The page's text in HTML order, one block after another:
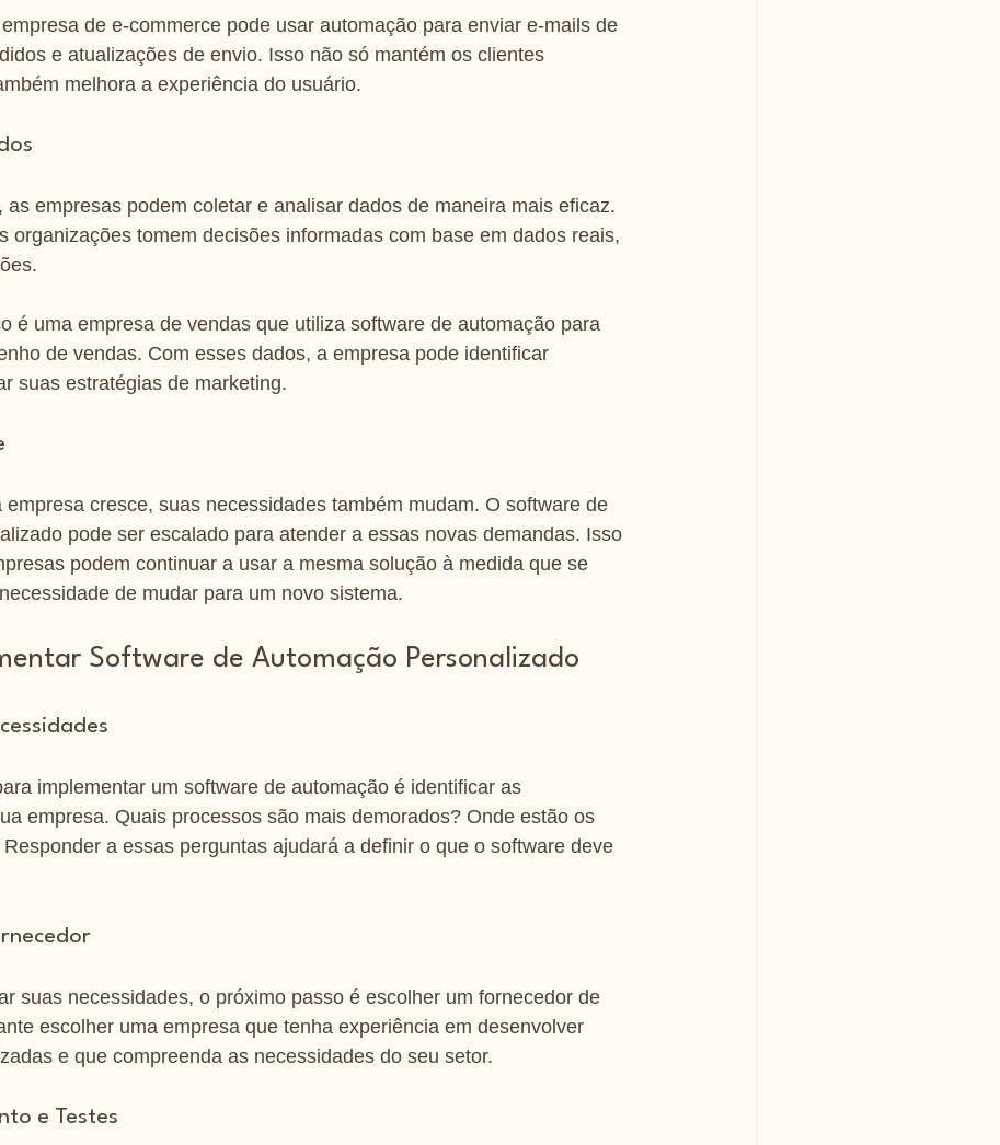
de e-commerce pode usar automação para enviar e-mails de
e atualizações de envio. Isso não só mantém os clientes
melhora a experiência do usuário.
as empresas podem coletar e analisar dados de maneira mais eficaz.
organizações tomem decisões informadas com base em dados reais,
é uma empresa de vendas que utiliza software de automação para
de vendas. Com esses dados, a empresa pode identificar
suas estratégias de marketing.
empresa cresce, suas necessidades também mudam. O software de
pode ser escalado para atender a essas novas demandas. Isso
podem continuar a usar a mesma solução à medida que se
de mudar para um novo sistema.
Software de Automação Personalizado
implementar um software de automação é identificar as
empresa. Quais processos são mais demorados? Onde estão os
a essas perguntas ajudará a definir o que o software deve
suas necessidades, o próximo passo é escolher um fornecedor de
escolher uma empresa que tenha experiência em desenvolver
e que compreenda as necessidades do seu setor.
e Testes